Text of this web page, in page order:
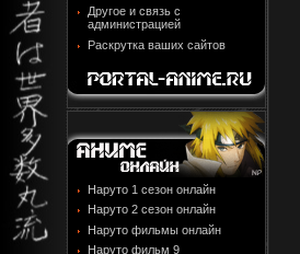
Другое и связь с
администрацией
Раскрутка ваших сайтов
Наруто 1 сезон онлайн
Наруто 2 сезон онлайн
Наруто фильмы онлайн
Наруто фильм 9